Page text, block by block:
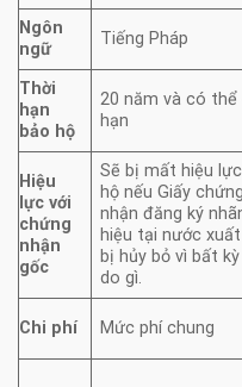
Ngôn
ngữ
Tiếng Pháp
Thời
hạn
bảo hộ
20 năm và có thể
hạn
Hiệu
lực với
chứng
nhận
gốc
Sẽ bị mất hiệu
hộ nếu Giấy chứng
nhận đăng ký
hiệu tại nước
bị hủy bỏ vì bất
do gì.
Chi phí Mức phí chung